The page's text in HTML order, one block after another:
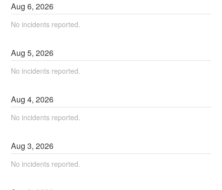
Aug6,2026
No incidents reported.
Aug5,2026
No incidents reported.
Aug4,2026
No incidents reported.
Aug3,2026
No incidents reported.